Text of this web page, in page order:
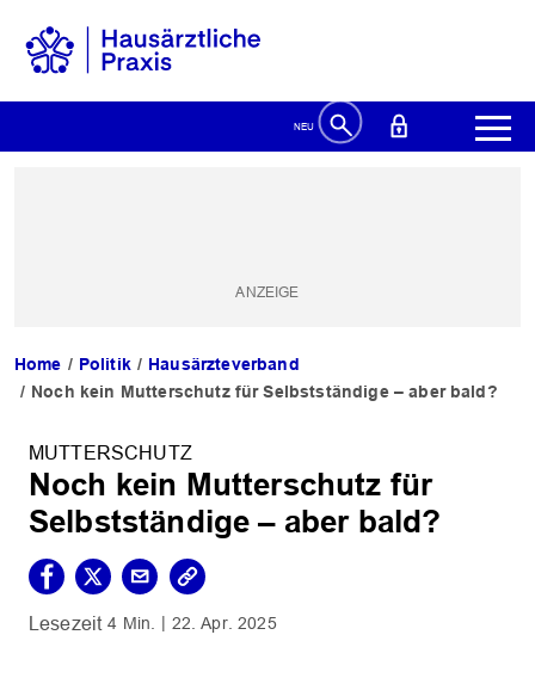
Home Politik
Hausärzteverband
Noch kein Mutterschutz für Selbstständige – aber bald?
MUTTERSCHUTZ
Noch kein Mutterschutz für
Selbstständige – aber bald?
4 Min. 22. Apr. 2025